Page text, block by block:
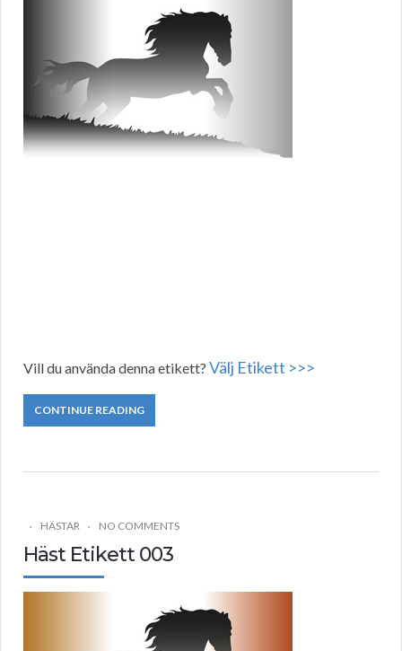
Vill du använda denna etikett? Välj Etikett >>>
CONTINUE READING
HÄSTAR NO COMMENTS
Häst Etikett 003